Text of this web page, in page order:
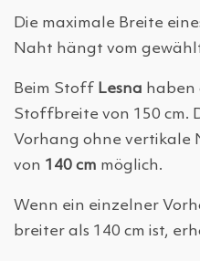
Die maximale Breite
Naht hängt vom
Beim Stoff Lesna haben
Stoffbreite von 150 cm.
Vorhang ohne vertikale
von 140 cm möglich.
Wenn ein einzelner
breiter als 140 cm ist,